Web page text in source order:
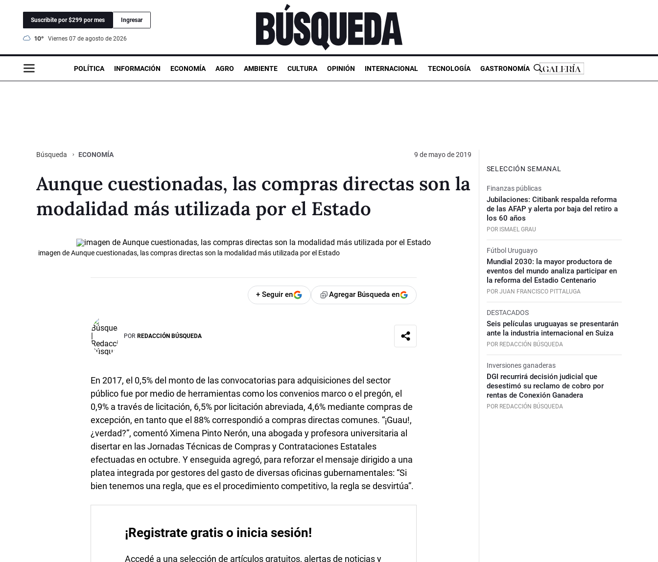
Suscribite por $299 por mes Ingresar
10° viernes 07 de agosto de 2026
POLÍTICA INFORMACIÓN ECONOMÍA AGRO AMBIENTE CULTURA OPINIÓN INTERNACIONAL TECNOLOGÍA GASTRONOMÍA
Búsqueda ECONOMÍA 9 de mayo de 2019
Aunque cuestionadas, las compras directas son la
modalidad más utilizada por el Estado
imagen de Aunque cuestionadas, las compras directas son la modalidad más utilizada por el Estado
+ Seguir en Agregar Búsqueda en
POR REDACCIÓN BÚSQUEDA
En 2017, el 0,5% del monto de las convocatorias para adquisiciones del sector
público fue por medio de herramientas como los convenios marco o el pregón, el
0,9% a través de licitación, 6,5% por licitación abreviada, 4,6% mediante compras de
excepción, en tanto que el 88% correspondió a compras directas comunes. “¡Guau!,
¿verdad?”, comentó Ximena Pinto Nerón, una abogada y profesora universitaria al
disertar en las Jornadas Técnicas de Compras y Contrataciones Estatales
efectuadas en octubre. Y enseguida agregó, para reforzar el mensaje dirigido a una
platea integrada por gestores del gasto de diversas oficinas gubernamentales: “Si
bien tenemos una regla, que es el procedimiento competitivo, la regla se desvirtúa”.
¡Registrate gratis o inicia sesión!
Accedé a una selección de artículos gratuitos, alertas de noticias y
SELECCIÓN SEMANAL
Finanzas públicas
Jubilaciones: Citibank respalda reforma
de las AFAP y alerta por baja del retiro a
los 60 años
POR ISMAEL GRAU
Fútbol Uruguayo
Mundial 2030: la mayor productora de
eventos del mundo analiza participar en
la reforma del Estadio Centenario
POR JUAN FRANCISCO PITTALUGA
DESTACADOS
Seis películas uruguayas se presentarán
ante la industria internacional en Suiza
POR REDACCIÓN BÚSQUEDA
Inversiones ganaderas
DGI recurrirá decisión judicial que
desestimó su reclamo de cobro por
rentas de Conexión Ganadera
POR REDACCIÓN BÚSQUEDA